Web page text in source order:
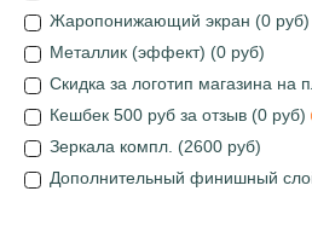
Жаропонижающий экран (0 руб)
Металлик (эффект) (0 руб)
Скидка за логотип магазина на
Кешбек 500 руб за отзыв (0 руб)
Зеркала компл. (2600 руб)
Дополнительный финишный